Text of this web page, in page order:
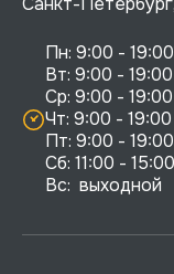
Пн: 9:00 - 19:00
Вт: 9:00 - 19:00
Ср: 9:00 - 19:00
Чт: 9:00 - 19:00
Пт: 9:00 - 19:00
Сб: 11:00 - 15:00
Вс:  выходной